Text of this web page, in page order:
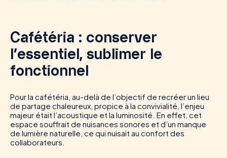
Cafétéria : conserver
l’essentiel, sublimer le
fonctionnel
Pour la cafétéria, au-delà de l’objectif de recréer un lieu
de partage chaleureux, propice à la convivialité, l’enjeu
majeur était l’acoustique et la luminosité. En effet, cet
espace souffrait de nuisances sonores et d’un manque
de lumière naturelle, ce qui nuisait au confort des
collaborateurs.